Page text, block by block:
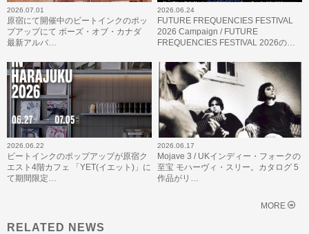
2026.07.01
原宿にて開催中のビートインクのポッ
プアップにて ボーズ・オブ・カナダ
最新アルバ…
2026.06.24
FUTURE FREQUENCIES FESTIVAL
2026 Campaign / FUTURE
FREQUENCIES FESTIVAL 2026の…
2026.06.22
ビートインクのポップアップが原宿ク
エスト4階カフェ 「YET(イエット)」に
て期間限定…
2026.06.17
Mojave 3 / UKインディー・フォークの
至宝 モハーヴィ・スリー。カタログ 5
作品がリ…
MORE
RELATED NEWS